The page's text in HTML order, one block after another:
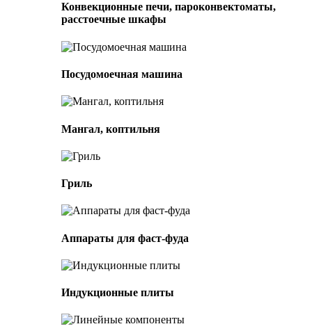
Конвекционные печи, пароконвектоматы,
расстоечные шкафы
Посудомоечная машина
Мангал, коптильня
Гриль
Аппараты для фаст-фуда
Индукционные плиты